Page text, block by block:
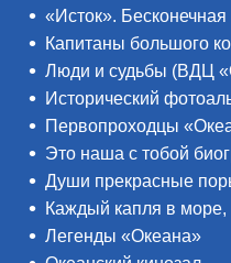
«Исток». Бесконечная
Капитаны большого
Люди и судьбы (ВДЦ
Исторический
Первопроходцы
Это наша с тобой
Души прекрасные
Каждый капля в
Легенды «Океана»